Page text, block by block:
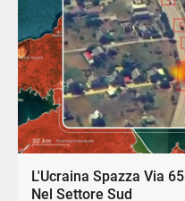
L'Ucraina Spazza Via
Nel Settore Sud